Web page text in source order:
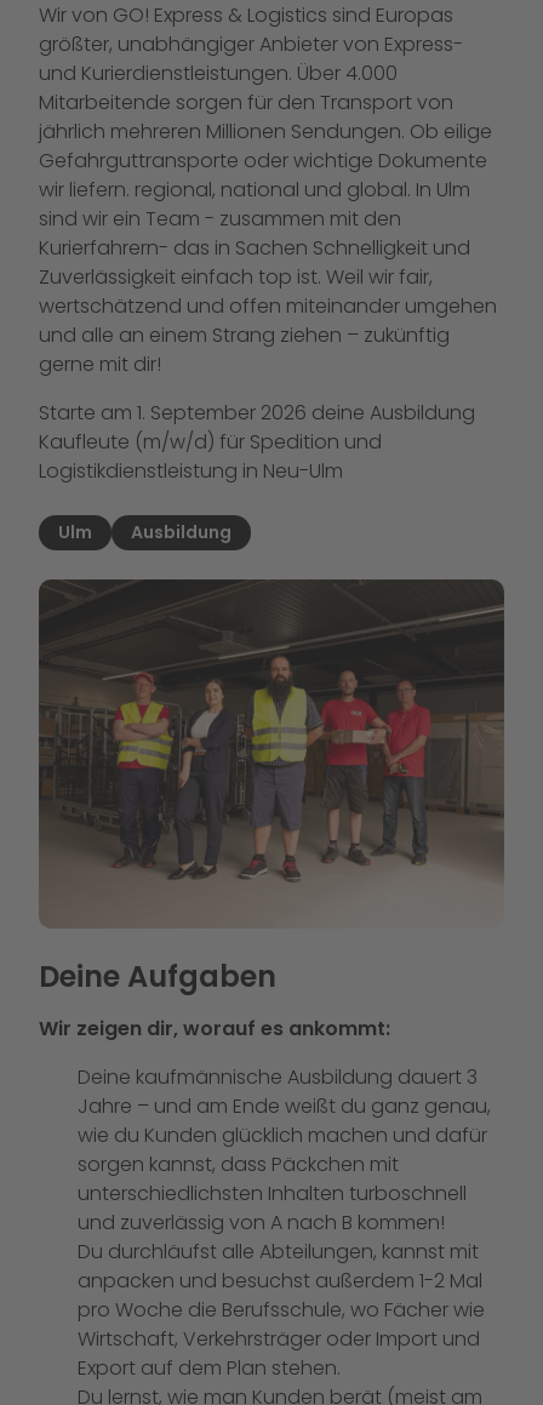
Wir von GO! Express & Logistics sind Europas
größter, unabhängiger Anbieter von Express-
und Kurierdienstleistungen. Über 4.000
Mitarbeitende sorgen für den Transport von
jährlich mehreren Millionen Sendungen. Ob eilige
Gefahrguttransporte oder wichtige Dokumente
wir liefern. regional, national und global. In Ulm
sind wir ein Team - zusammen mit den
Kurierfahrern- das in Sachen Schnelligkeit und
Zuverlässigkeit einfach top ist. Weil wir fair,
wertschätzend und offen miteinander umgehen
und alle an einem Strang ziehen – zukünftig
gerne mit dir!
Starte am 1. September 2026 deine Ausbildung
Kaufleute (m/w/d) für Spedition und
Logistikdienstleistung in Neu-Ulm
Ulm Ausbildung
Deine Aufgaben
Wir zeigen dir, worauf es ankommt:
Deine kaufmännische Ausbildung dauert 3
Jahre – und am Ende weißt du ganz genau,
wie du Kunden glücklich machen und dafür
sorgen kannst, dass Päckchen mit
unterschiedlichsten Inhalten turboschnell
und zuverlässig von A nach B kommen!
Du durchläufst alle Abteilungen, kannst mit
anpacken und besuchst außerdem 1-2 Mal
pro Woche die Berufsschule, wo Fächer wie
Wirtschaft, Verkehrsträger oder Import und
Export auf dem Plan stehen.
Du lernst, wie man Kunden berät (meist am